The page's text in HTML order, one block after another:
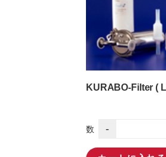
KURABO-Filter (
数 -